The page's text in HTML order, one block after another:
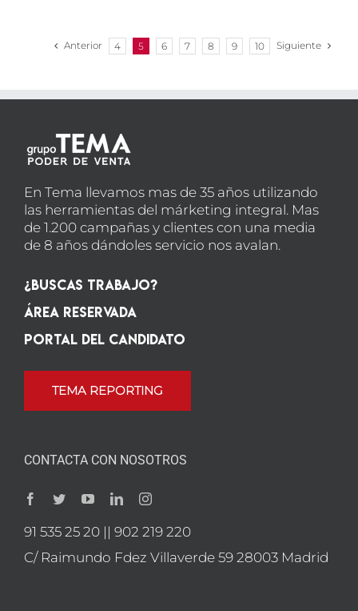
Anterior 4 5 6 7 8 9 10 Siguiente
En Tema llevamos mas de 35 años utilizando
las herramientas del márketing integral. Mas
de 1.200 campañas y clientes con una media
de 8 años dándoles servicio nos avalan.
¿Buscas Trabajo?
Área Reservada
Portal del candidato
TEMA REPORTING
CONTACTA CON NOSOTROS
91 535 25 20 || 902 219 220
C/ Raimundo Fdez Villaverde 59 28003 Madrid